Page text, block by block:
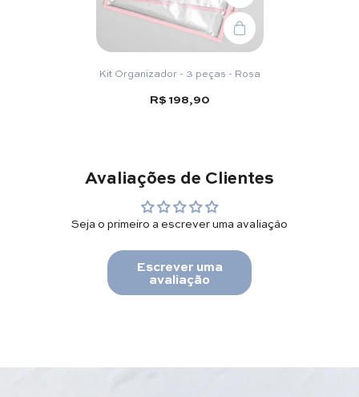
Kit Organizador - 3 peças - Rosa
R$ 198,90
Avaliações de Clientes
Seja o primeiro a escrever uma avaliação
Escrever uma
avaliação